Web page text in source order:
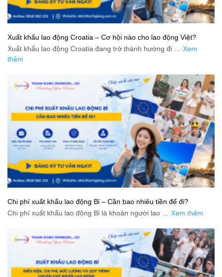
Xuất khẩu lao động Croatia – Cơ hội nào cho lao động Việt?
Xuất khẩu lao động Croatia đang trở thành hướng đi … Xem
thêm
Chi phí xuất khẩu lao động Bỉ – Cần bao nhiêu tiền để đi?
Chi phí xuất khẩu lao động Bỉ là khoản người lao … Xem thêm